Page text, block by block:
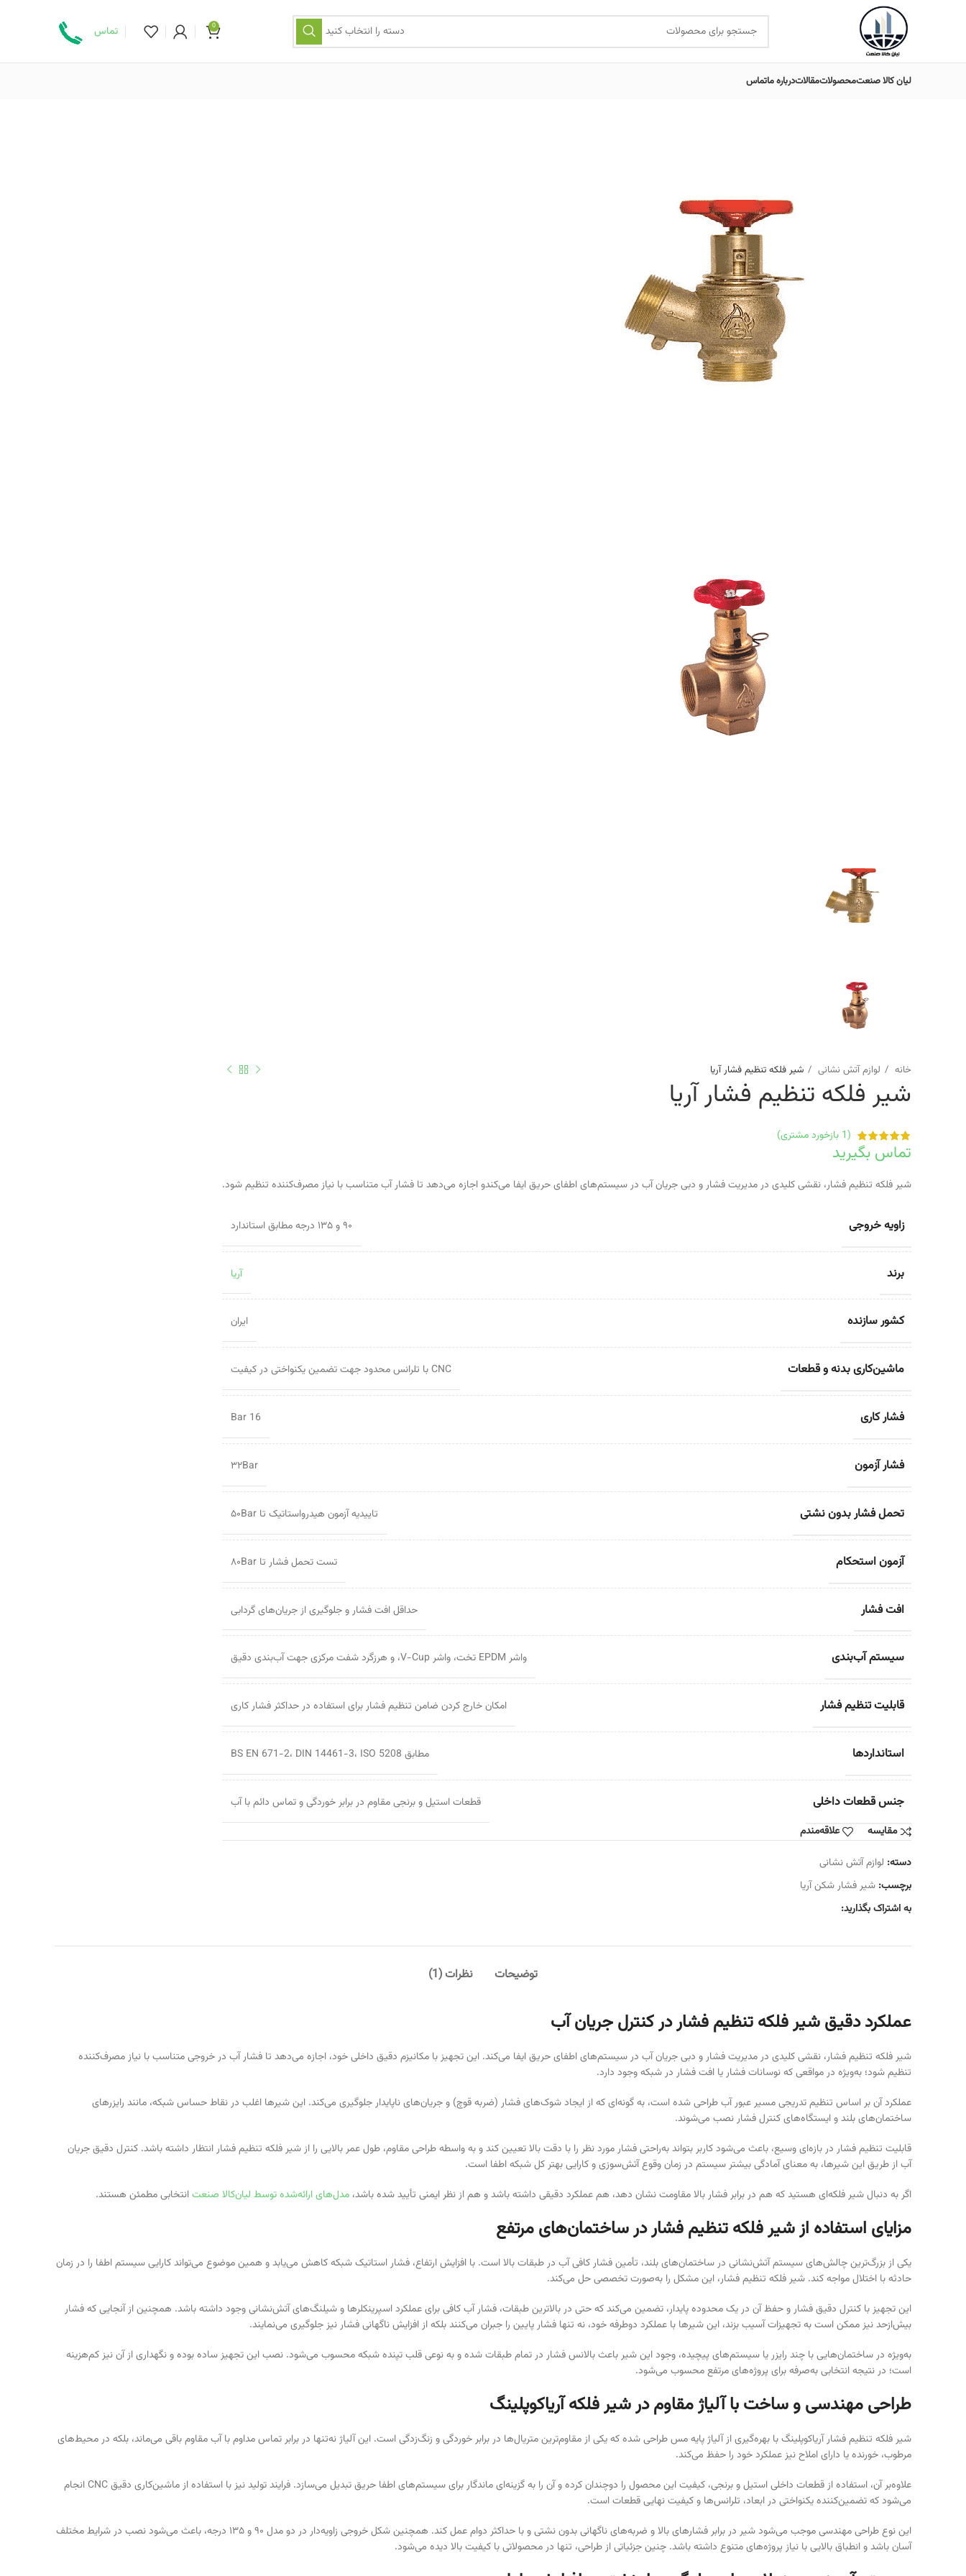
دسته را انتخاب کنید 0 تماس
لیان کالا صنعتمحصولاتمقالاتدرباره ماتماس
خانه لوازم آتش نشانی شیر فلکه تنظیم فشار آریا
شیر فلکه تنظیم فشار آریا
(
1 بازخورد مشتری)
تماس بگیرید
شیر فلکه تنظیم فشار، نقشی کلیدی در مدیریت فشار و دبی جریان آب در سیستم‌های اطفای حریق ایفا می‌کندو اجازه می‌دهد تا فشار آب متناسب با نیاز مصرف‌کننده تنظیم شود.
زاویه خروجی ۹۰ و ۱۳۵ درجه مطابق استاندارد
برند آریا
کشور سازنده ایران
ماشین‌کاری بدنه و قطعات CNC با تلرانس محدود جهت تضمین یکنواختی در کیفیت
فشار کاری 16 Bar
فشار آزمون ۳۲Bar
تحمل فشار بدون نشتی تاییدیه آزمون هیدرواستاتیک تا ۵۰Bar
آزمون استحکام تست تحمل فشار تا ۸۰Bar
افت فشار حداقل افت فشار و جلوگیری از جریان‌های گردابی
سیستم آب‌بندی واشر EPDM تخت، واشر V-Cup، و هرزگرد شفت مرکزی جهت آب‌بندی دقیق
قابلیت تنظیم فشار امکان خارج کردن ضامن تنظیم فشار برای استفاده در حداکثر فشار کاری
استانداردها مطابق BS EN 671-2، DIN 14461-3، ISO 5208
جنس قطعات داخلی
قطعات استیل و برنجی مقاوم در برابر خوردگی و تماس دائم با آب
مقایسه
علاقه‌مندم
دسته: لوازم آتش نشانی
برچسب: شیر فشار شکن آریا
به اشتراک بگذارید:
توضیحات نظرات (1)
عملکرد دقیق شیر فلکه تنظیم فشار در کنترل جریان آب
شیر فلکه تنظیم فشار، نقشی کلیدی در مدیریت فشار و دبی جریان آب در سیستم‌های اطفای حریق ایفا می‌کند. این تجهیز با مکانیزم دقیق داخلی خود، اجازه می‌دهد تا فشار آب در خروجی متناسب با نیاز مصرف‌کننده
تنظیم شود؛ به‌ویژه در مواقعی که نوسانات فشار یا افت فشار در شبکه وجود دارد.
عملکرد آن بر اساس تنظیم تدریجی مسیر عبور آب طراحی شده است، به گونه‌ای که از ایجاد شوک‌های فشار (ضربه قوچ) و جریان‌های ناپایدار جلوگیری می‌کند. این شیرها اغلب در نقاط حساس شبکه، مانند رایزرهای
ساختمان‌های بلند و ایستگاه‌های کنترل فشار نصب می‌شوند.
قابلیت تنظیم فشار در بازه‌ای وسیع، باعث می‌شود کاربر بتواند به‌راحتی فشار مورد نظر را با دقت بالا تعیین کند و به واسطه طراحی مقاوم، طول عمر بالایی را از شیر فلکه تنظیم فشار انتظار داشته باشد. کنترل دقیق جریان
آب از طریق این شیرها، به معنای آمادگی بیشتر سیستم در زمان وقوع آتش‌سوزی و کارایی بهتر کل شبکه اطفا است.
اگر به دنبال شیر فلکه‌ای هستید که هم در برابر فشار بالا مقاومت نشان دهد، هم عملکرد دقیقی داشته باشد و هم از نظر ایمنی تأیید شده باشد، مدل‌های ارائه‌شده توسط لیان‌کالا صنعتانتخابی مطمئن هستند.
مزایای استفاده از شیر فلکه تنظیم فشار در ساختمان‌های مرتفع
یکی از بزرگ‌ترین چالش‌های سیستم آتش‌نشانی در ساختمان‌های بلند، تأمین فشار کافی آب در طبقات بالا است. با افزایش ارتفاع، فشار استاتیک شبکه کاهش می‌یابد و همین موضوع می‌تواند کارایی سیستم اطفا را در زمان
حادثه با اختلال مواجه کند. شیر فلکه تنظیم فشار، این مشکل را به‌صورت تخصصی حل می‌کند.
این تجهیز با کنترل دقیق فشار و حفظ آن در یک محدوده پایدار، تضمین می‌کند که حتی در بالاترین طبقات، فشار آب کافی برای عملکرد اسپرینکلرها و شیلنگ‌های آتش‌نشانی وجود داشته باشد. همچنین از آنجایی که فشار
بیش‌ازحد نیز ممکن است به تجهیزات آسیب بزند، این شیرها با عملکرد دوطرفه خود، نه تنها فشار پایین را جبران می‌کنند بلکه از افزایش ناگهانی فشار نیز جلوگیری می‌نمایند.
به‌ویژه در ساختمان‌هایی با چند رایزر یا سیستم‌های پیچیده، وجود این شیر باعث بالانس فشار در تمام طبقات شده و به نوعی قلب تپنده شبکه محسوب می‌شود. نصب این تجهیز ساده بوده و نگهداری از آن نیز کم‌هزینه
است؛ در نتیجه انتخابی به‌صرفه برای پروژه‌های مرتفع محسوب می‌شود.
طراحی مهندسی و ساخت با آلیاژ مقاوم در شیر فلکه آریاکوپلینگ
شیر فلکه تنظیم فشار آریاکوپلینگ با بهره‌گیری از آلیاژ پایه مس طراحی شده که یکی از مقاوم‌ترین متریال‌ها در برابر خوردگی و زنگ‌زدگی است. این آلیاژ نه‌تنها در برابر تماس مداوم با آب مقاوم باقی می‌ماند، بلکه در محیط‌های
مرطوب، خورنده یا دارای املاح نیز عملکرد خود را حفظ می‌کند.
علاوه‌بر آن، استفاده از قطعات داخلی استیل و برنجی، کیفیت این محصول را دوچندان کرده و آن را به گزینه‌ای ماندگار برای سیستم‌های اطفا حریق تبدیل می‌سازد. فرایند تولید نیز با استفاده از ماشین‌کاری دقیق CNC انجام
می‌شود که تضمین‌کننده یکنواختی در ابعاد، تلرانس‌ها و کیفیت نهایی قطعات است.
این نوع طراحی مهندسی موجب می‌شود شیر در برابر فشارهای بالا و ضربه‌های ناگهانی بدون نشتی و با حداکثر دوام عمل کند. همچنین شکل خروجی زاویه‌دار در دو مدل ۹۰ و ۱۳۵ درجه، باعث می‌شود نصب در شرایط مختلف
آسان باشد و انطباق بالایی با نیاز پروژه‌های متنوع داشته باشد. چنین جزئیاتی از طراحی، تنها در محصولاتی با کیفیت بالا دیده می‌شود.